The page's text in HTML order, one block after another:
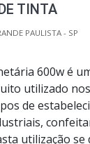
TINTA
PAULISTA - SP
600w é
utilizado
de
utilização se